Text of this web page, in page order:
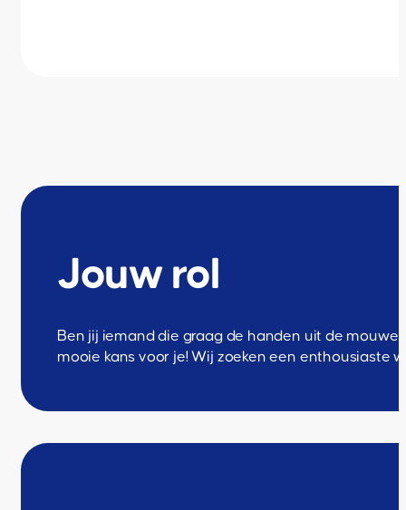
Jouw rol
Ben jij iemand die graag de handen uit de
mooie kans voor je! Wij zoeken een enthousiaste